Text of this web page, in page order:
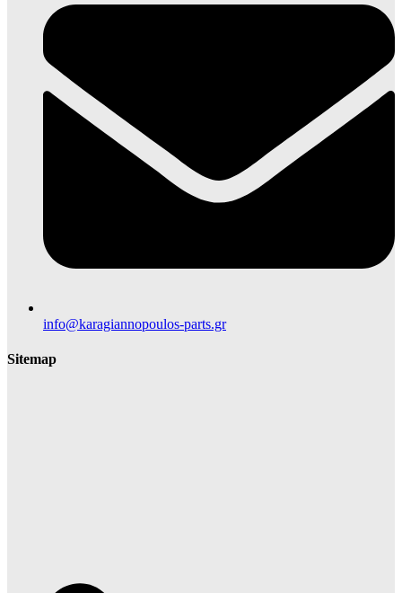
info@karagiannopoulos-parts.gr
Sitemap